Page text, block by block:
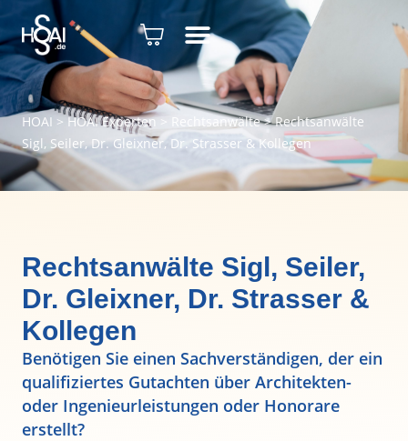
HOAI > HOAI Experten> Rechtsanwälte>Rechtsanwälte
Sigl, Seiler, Dr. Gleixner, Dr. Strasser & Kollegen
Rechtsanwälte Sigl, Seiler,
Dr. Gleixner, Dr. Strasser &
Kollegen
Benötigen Sie einen Sachverständigen, der ein
qualifiziertes Gutachten über Architekten-
oder Ingenieurleistungen oder Honorare
erstellt?